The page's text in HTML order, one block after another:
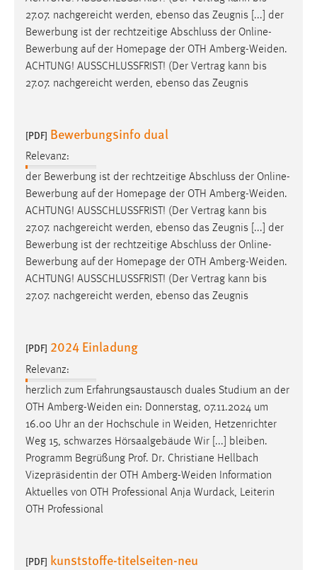
27.07. nachgereicht werden, ebenso das Zeugnis [...] der
Bewerbung ist der rechtzeitige Abschluss der Online-
Bewerbung auf der Homepage der OTH Amberg-Weiden.
ACHTUNG! AUSSCHLUSSFRIST! (Der Vertrag kann bis
27.07. nachgereicht werden, ebenso das Zeugnis
[PDF] Bewerbungsinfo dual
Relevanz:
der Bewerbung ist der rechtzeitige Abschluss der Online-
Bewerbung auf der Homepage der OTH Amberg-Weiden.
ACHTUNG! AUSSCHLUSSFRIST! (Der Vertrag kann bis
27.07. nachgereicht werden, ebenso das Zeugnis [...] der
Bewerbung ist der rechtzeitige Abschluss der Online-
Bewerbung auf der Homepage der OTH Amberg-Weiden.
ACHTUNG! AUSSCHLUSSFRIST! (Der Vertrag kann bis
27.07. nachgereicht werden, ebenso das Zeugnis
[PDF] 2024 Einladung
Relevanz:
herzlich zum Erfahrungsaustausch duales Studium an der
OTH Amberg-Weiden ein: Donnerstag, 07.11.2024 um
16.00 Uhr an der Hochschule in Weiden, Hetzenrichter
Weg 15, schwarzes Hörsaalgebäude Wir [...] bleiben.
Programm Begrüßung Prof. Dr. Christiane Hellbach
Vizepräsidentin der OTH Amberg-Weiden Information
Aktuelles von OTH Professional Anja Wurdack, Leiterin
OTH Professional
[PDF] kunststoffe-titelseiten-neu
EXTERNE MEDIEN
Um Inhalte von Videoplattformen und Social Media
Plattformen anzeigen zu können, werden von diesen
externen Medien Cookies gesetzt.
Vimeo